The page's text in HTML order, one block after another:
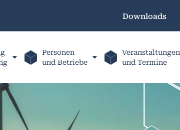
Downloads
Personen
und Betriebe
Veranstaltungen
und Termine